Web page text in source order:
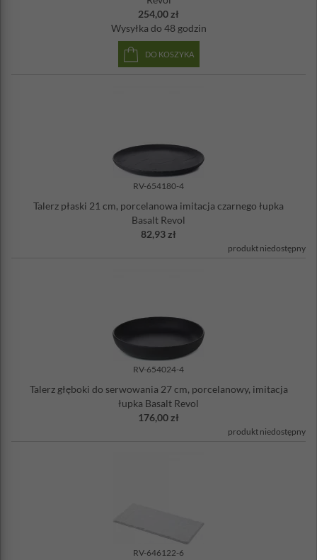
254,00 zł
Wysyłka do 48 godzin
DO KOSZYKA
RV-654180-4
Talerz płaski 21 cm, porcelanowa imitacja czarnego łupka
Basalt Revol
82,93 zł
produkt niedostępny
RV-654024-4
Talerz głęboki do serwowania 27 cm, porcelanowy, imitacja
łupka Basalt Revol
176,00 zł
produkt niedostępny
RV-646122-6